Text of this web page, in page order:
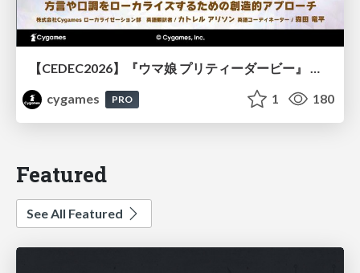
【CEDEC2026】『ウマ娘 プリティーダービー』 英語版のキャラクターの方言や口調をローカライズするための創造的アプローチ
cygames
PRO 1 180
Featured
See All Featured